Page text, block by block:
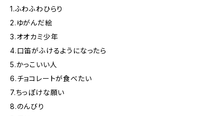
1.ふわふわひらり
2.ゆがんだ絵
3.オオカミ少年
4.口笛がふけるようになったら
5.かっこいい人
6.チョコレートが食べたい
7.ちっぽけな願い
8.のんびり